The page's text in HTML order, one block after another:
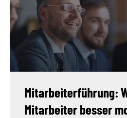
Mitarbeiterführung:
Mitarbeiter besser